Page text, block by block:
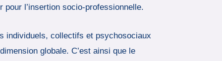
l’insertion socio-professionnelle.
individuels, collectifs et psychosociaux
globale. C’est ainsi que le